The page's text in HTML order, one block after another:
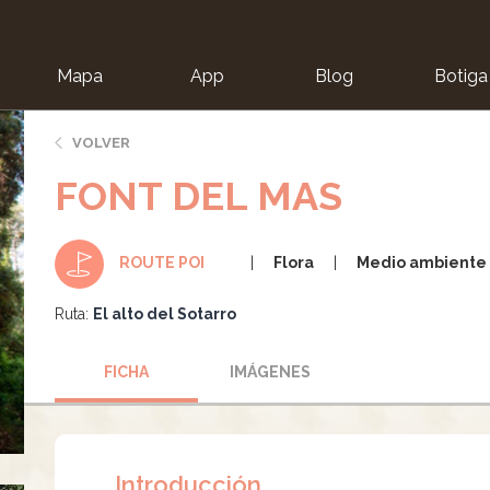
Mapa App Blog Botiga
VOLVER
FONT DEL MAS
ROUTE POI Flora Medio ambiente
Ruta: El alto del Sotarro
FICHA IMÁGENES